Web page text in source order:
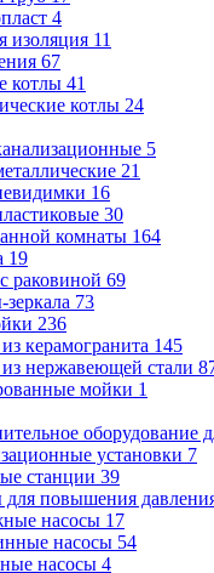
4
изоляция 11
67
котлы 41
котлы 24
5
21
16
30
комнаты 164
19
раковиной 69
73
236
керамогранита 145
нержавеющей стали
мойки 1
оборудование
установки 7
станции 39
для повышения
насосы 17
насосы 54
насосы 4